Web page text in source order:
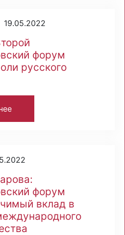
форум
русского
форум
вклад в